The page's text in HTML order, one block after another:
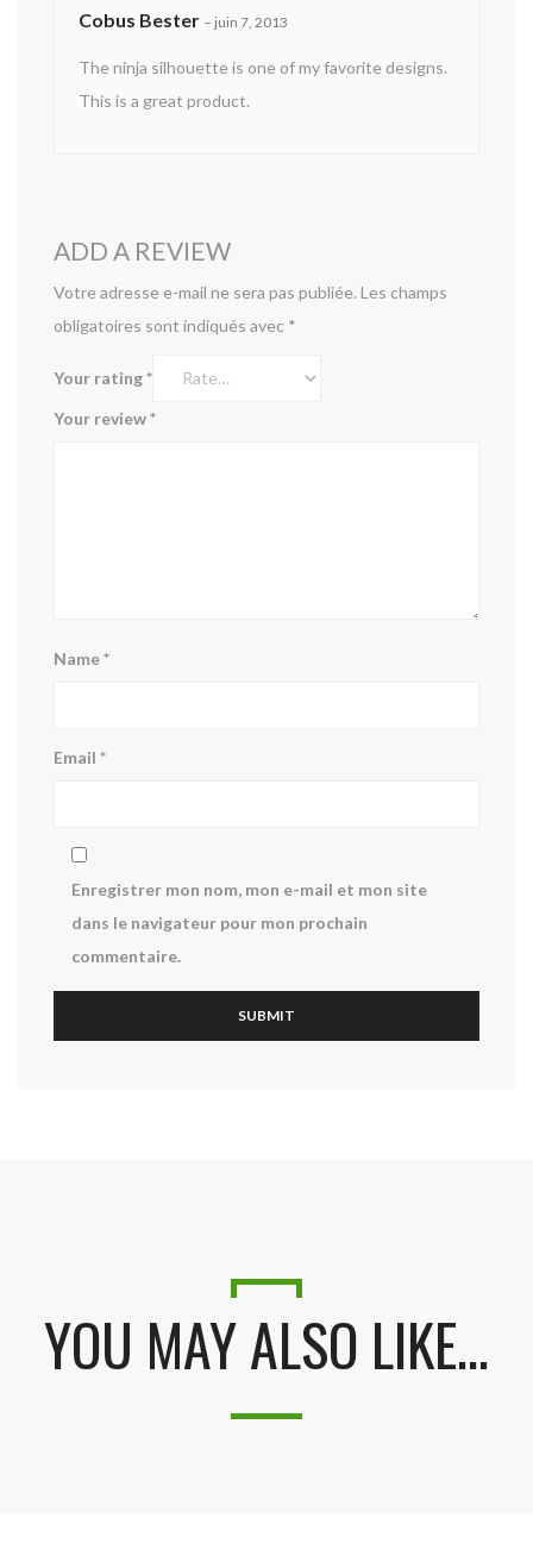
out of 5
Cobus Bester – juin 7, 2013
The ninja silhouette is one of my favorite designs.
This is a great product.
ADD A REVIEW
Votre adresse e-mail ne sera pas publiée. Les champs
obligatoires sont indiqués avec *
Your rating*
Your review*
Name*
Email *
Enregistrer mon nom, mon e-mail et mon site
dans le navigateur pour mon prochain
commentaire.
YOU MAY ALSO LIKE…